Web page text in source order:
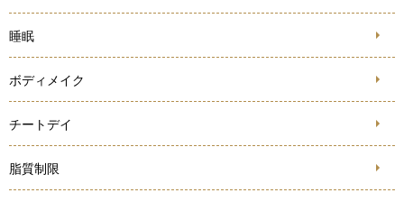
睡眠
ボディメイク
チートデイ
脂質制限